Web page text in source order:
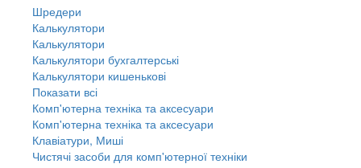
Шредери
Калькулятори
Калькулятори
Калькулятори бухгалтерські
Калькулятори кишенькові
Показати всі
Комп'ютерна техніка та аксесуари
Комп'ютерна техніка та аксесуари
Клавіатури, Миші
Чистячі засоби для комп'ютерної техніки